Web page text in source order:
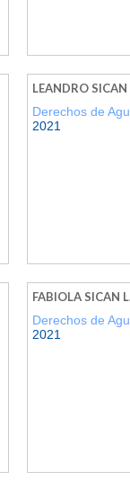
LEANDRO SICAN
Derechos de
2021
FABIOLA SICAN
Derechos de
2021